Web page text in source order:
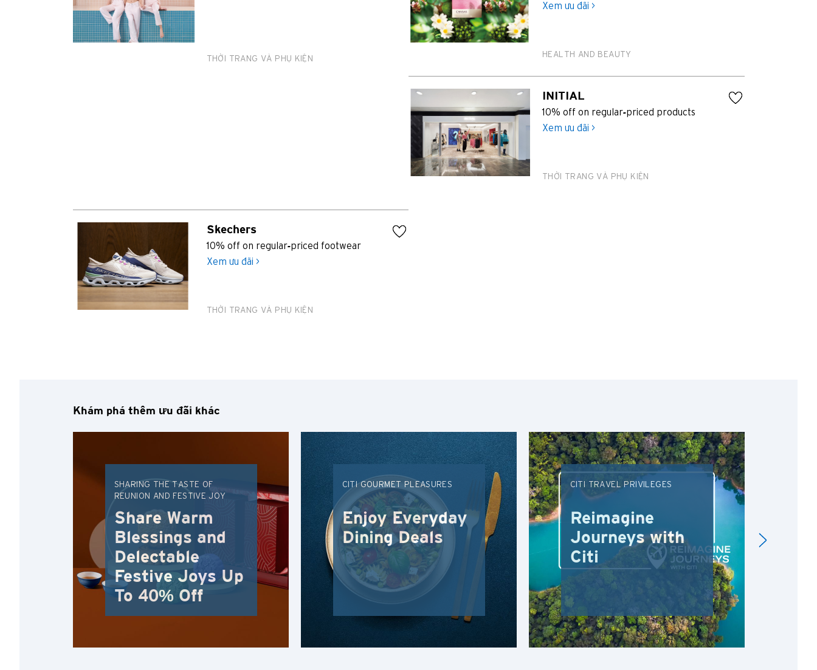
THỜI TRANG VÀ PHỤ KIỆN
Xem ưu đãi >
HEALTH AND BEAUTY
INITIAL
10% off on regular-priced products
Xem ưu đãi >
THỜI TRANG VÀ PHỤ KIỆN
Skechers
10% off on regular-priced footwear
Xem ưu đãi >
THỜI TRANG VÀ PHỤ KIỆN
Khám phá thêm ưu đãi khác
SHARING THE TASTE OF
REUNION AND FESTIVE JOY
Share Warm
Blessings and
Delectable
Festive Joys Up
To 40% Off
CITI GOURMET PLEASURES
Enjoy Everyday
Dining Deals
CITI TRAVEL PRIVILEGES
Reimagine
Journeys with
Citi
Sydney, Australia
Tokyo, Japan
Đảo Hồng Kông, Hong Kong
Tân Giới, Hong Kong
Tân Giới, Hong Kong
Singapore
TẤT CẢ NGÔN NGỮ
English
한국어